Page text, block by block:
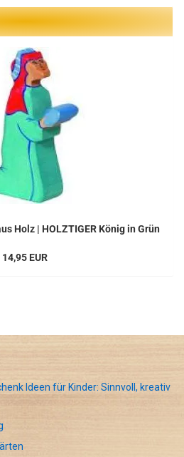
Holz | HOLZTIGER König in Grün
14,95 EUR
Ideen für Kinder: Sinnvoll, kreativ